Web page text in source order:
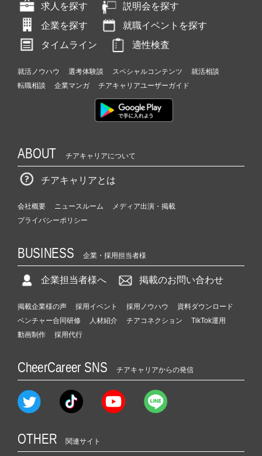
求人を探す
説明会を探す
企業を探す
就職イベントを探す
タイムライン
適性検査
就活ノウハウ 選考体験談 スペシャルコンテンツ
就活相談
転職相談
企業マンガ チアキャリアユーザーガイド
ABOUT チアキャリアについて
チアキャリアとは
会社概要 ニュースルーム
メディア出演・掲載
プライバシーポリシー
BUSINESS 企業・採用担当者様
企業担当者様へ 掲載のお問い合わせ
掲載企業様の声 採用イベント 採用ノウハウ
資料ダウンロード
ベンチャー合同研修
人材紹介 チアコネクション
TikTok運用
動画制作
採用代行
CheerCareer SNS チアキャリアからの発信
OTHER 関連サイト